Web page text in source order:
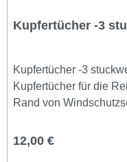
Kupfertücher -3
Kupfertücher -3
Kupfertücher für die
Rand von
bringen. Mit diesen
Regulärer Preis:
12,00 €